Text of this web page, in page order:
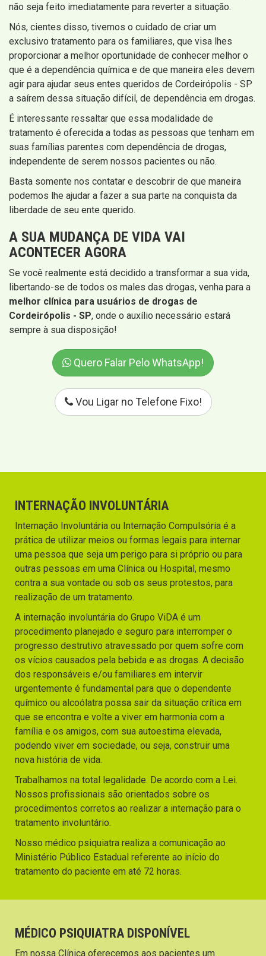
não seja feito imediatamente para reverter a situação.
Nós, cientes disso, tivemos o cuidado de criar um
exclusivo tratamento para os familiares, que visa lhes
proporcionar a melhor oportunidade de conhecer melhor o
que é a dependência química e de que maneira eles devem
agir para ajudar seus entes queridos de Cordeirópolis - SP
a saírem dessa situação difícil, de dependência em drogas.
É interessante ressaltar que essa modalidade de
tratamento é oferecida a todas as pessoas que tenham em
suas famílias parentes com dependência de drogas,
independente de serem nossos pacientes ou não.
Basta somente nos contatar e descobrir de que maneira
podemos lhe ajudar a fazer a sua parte na conquista da
liberdade de seu ente querido.
A SUA MUDANÇA DE VIDA VAI
ACONTECER AGORA
Se você realmente está decidido a transformar a sua vida,
libertando-se de todos os males das drogas, venha para a
melhor clínica para usuários de drogas de
Cordeirópolis - SP, onde o auxílio necessário estará
sempre à sua disposição!
Quero Falar Pelo WhatsApp!
Vou Ligar no Telefone Fixo!
INTERNAÇÃO INVOLUNTÁRIA
Internação Involuntária ou Internação Compulsória é a
prática de utilizar meios ou formas legais para internar
uma pessoa que seja um perigo para si próprio ou para
outras pessoas em uma Clínica ou Hospital, mesmo
contra a sua vontade ou sob os seus protestos, para
realização de um tratamento.
A internação involuntária do Grupo ViDA é um
procedimento planejado e seguro para interromper o
progresso destrutivo atravessado por quem sofre com
os vícios causados pela bebida e as drogas. A decisão
dos responsáveis e/ou familiares em intervir
urgentemente é fundamental para que o dependente
químico ou alcoólatra possa sair da situação crítica em
que se encontra e volte a viver em harmonia com a
família e os amigos, com sua autoestima elevada,
podendo viver em sociedade, ou seja, construir uma
nova história de vida.
Trabalhamos na total legalidade. De acordo com a Lei.
Nossos profissionais são orientados sobre os
procedimentos corretos ao realizar a internação para o
tratamento involuntário.
Nosso médico psiquiatra realiza a comunicação ao
Ministério Público Estadual referente ao início do
tratamento do paciente em até 72 horas.
MÉDICO PSIQUIATRA DISPONÍVEL
Em nossa Clínica oferecemos aos pacientes um